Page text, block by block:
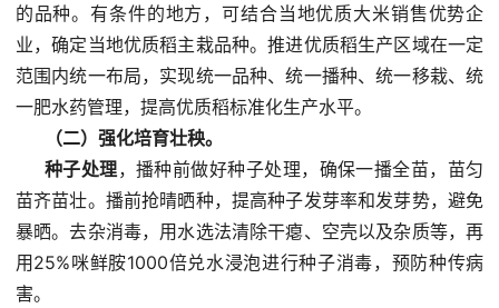
的品种。有条件的地方，可结合当地优质大米销售优势企
业，确定当地优质稻主栽品种。推进优质稻生产区域在一定
范围内统一布局，实现统一品种、统一播种、统一移栽、统
一肥水药管理，提高优质稻标准化生产水平。
（二）强化培育壮秧。
种子处理，播种前做好种子处理，确保一播全苗，苗匀
苗齐苗壮。播前抢晴晒种，提高种子发芽率和发芽势，避免
暴晒。去杂消毒，用水选法清除干瘪、空壳以及杂质等，再
用25%咪鲜胺1000倍兑水浸泡进行种子消毒，预防种传病
害。